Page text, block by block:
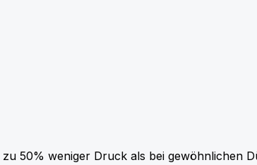
50% weniger Druck als bei gewöhnlichen